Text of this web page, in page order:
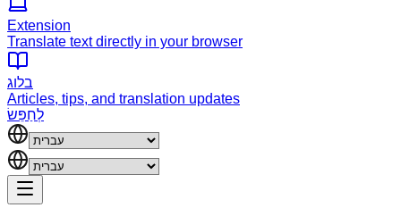
Extension
Translate text directly in your browser
בלוג
Articles, tips, and translation updates
לְחַפֵּשׂ